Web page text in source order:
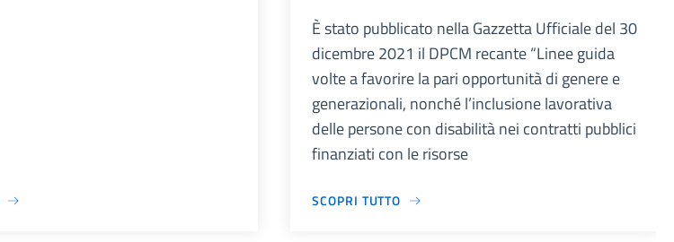
È stato pubblicato nella Gazzetta Ufficiale del 30
dicembre 2021 il DPCM recante “Linee guida
volte a favorire la pari opportunità di genere e
generazionali, nonché l’inclusione lavorativa
delle persone con disabilità nei contratti pubblici
finanziati con le risorse
SCOPRI TUTTO